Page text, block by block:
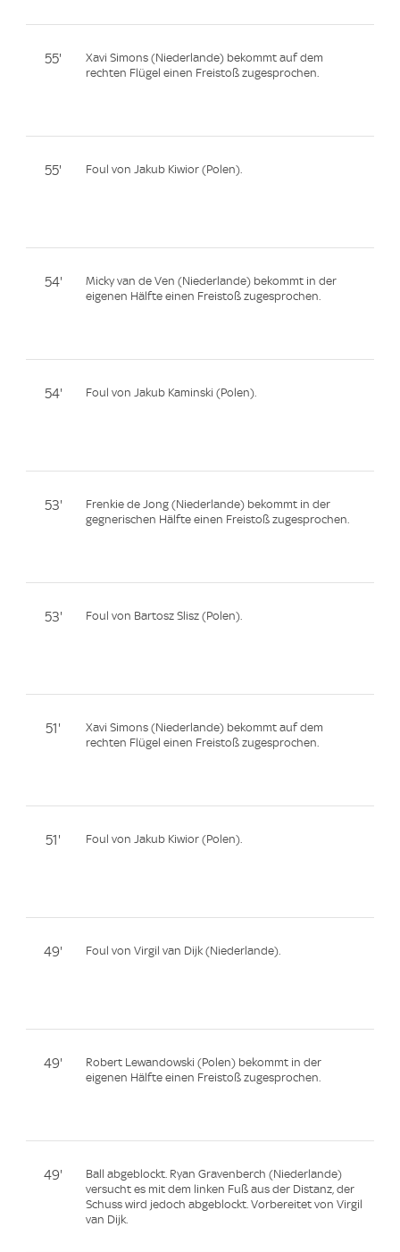
55'
Xavi Simons (Niederlande) bekommt auf dem
rechten Flügel einen Freistoß zugesprochen.
55' Foul von Jakub Kiwior (Polen).
54'
Micky van de Ven (Niederlande) bekommt in der
eigenen Hälfte einen Freistoß zugesprochen.
54' Foul von Jakub Kaminski (Polen).
53'
Frenkie de Jong (Niederlande) bekommt in der
gegnerischen Hälfte einen Freistoß zugesprochen.
53' Foul von Bartosz Slisz (Polen).
51'
Xavi Simons (Niederlande) bekommt auf dem
rechten Flügel einen Freistoß zugesprochen.
51' Foul von Jakub Kiwior (Polen).
49' Foul von Virgil van Dijk (Niederlande).
49'
Robert Lewandowski (Polen) bekommt in der
eigenen Hälfte einen Freistoß zugesprochen.
49'
Ball abgeblockt. Ryan Gravenberch (Niederlande)
versucht es mit dem linken Fuß aus der Distanz, der
Schuss wird jedoch abgeblockt. Vorbereitet von Virgil
van Dijk.